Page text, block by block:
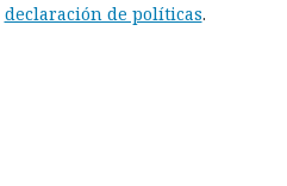
declaración de políticas.